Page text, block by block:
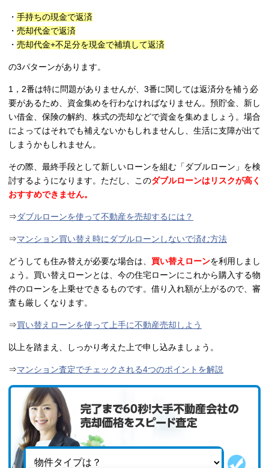
・ 手持ちの現金で返済
・ 売却代金で返済
・ 売却代金+不足分を現金で補填して返済
の3パターンがあります。
1，2番は特に問題がありませんが、3番に関しては返済分を補う必
要があるため、資金集めを行わなければなりません。預貯金、新し
い借金、保険の解約、株式の売却などで資金を集めましょう。場合
によってはそれでも補えないかもしれませんし、生活に支障が出て
しまうかもしれません。
その際、最終手段として新しいローンを組む「ダブルローン」を検
討するようになります。ただし、このダブルローンはリスクが高く
おすすめできません。
⇒ダブルローンを使って不動産を売却するには？
⇒マンション買い替え時にダブルローンしないで済む方法
どうしても住み替えが必要な場合は、 買い替えローンを利用しまし
ょう。買い替えローンとは、今の住宅ローンにこれから購入する物
件のローンを上乗せできるものです。借り入れ額が上がるので、審
査も厳しくなります。
⇒買い替えローンを使って上手に不動産売却しよう
以上を踏まえ、しっかり考えた上で申し込みましょう。
⇒マンション査定でチェックされる4つのポイントを解説